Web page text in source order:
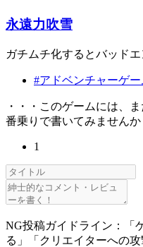
永遠力吹雪
ガチムチ化するとバッドエ
#アドベンチャーゲー
・・・このゲームには、
番乗りで書いてみませんか
1
NG投稿ガイドライン：「
る」「クリエイターへの